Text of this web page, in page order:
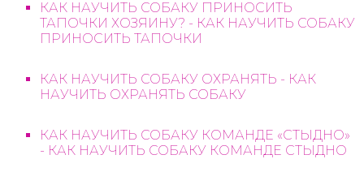
КАК НАУЧИТЬ СОБАКУ ПРИНОСИТЬ
ТАПОЧКИ ХОЗЯИНУ? - КАК НАУЧИТЬ СОБАКУ
ПРИНОСИТЬ ТАПОЧКИ
КАК НАУЧИТЬ СОБАКУ ОХРАНЯТЬ - КАК
НАУЧИТЬ ОХРАНЯТЬ СОБАКУ
КАК НАУЧИТЬ СОБАКУ КОМАНДЕ «СТЫДНО»
- КАК НАУЧИТЬ СОБАКУ КОМАНДЕ СТЫДНО